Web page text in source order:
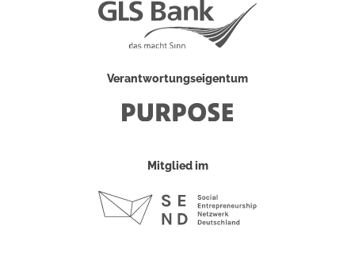
Verantwortungseigentum
Mitglied im